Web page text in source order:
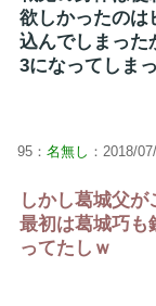
欲しかったのは
込んでしまった
3になってしま
95： 名無し ：2018/
しかし葛城父
最初は葛城巧も
ってたしｗ